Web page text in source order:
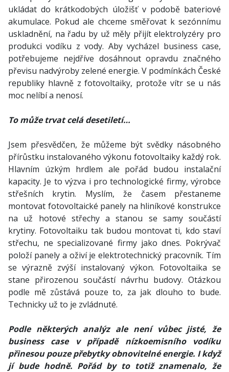
ukládat do krátkodobých úložišť v podobě bateriové
akumulace. Pokud ale chceme směřovat k sezónnímu
uskladnění, na řadu by už měly přijít elektrolyzéry pro
produkci vodíku z vody. Aby vycházel business case,
potřebujeme nejdříve dosáhnout opravdu značného
převisu nadvýroby zelené energie. V podmínkách České
republiky hlavně z fotovoltaiky, protože vítr se u nás
moc nelíbí a nenosí.
To může trvat celá desetiletí…
Jsem přesvědčen, že můžeme být svědky násobného
přírůstku instalovaného výkonu fotovoltaiky každý rok.
Hlavním úzkým hrdlem ale pořád budou instalační
kapacity. Je to výzva i pro technologické firmy, výrobce
střešních krytin. Myslím, že časem přestaneme
montovat fotovoltaické panely na hliníkové konstrukce
na už hotové střechy a stanou se samy součástí
krytiny. Fotovoltaiku tak budou montovat ti, kdo staví
střechu, ne specializované firmy jako dnes. Pokrývač
položí panely a oživí je elektrotechnický pracovník. Tím
se výrazně zvýší instalovaný výkon. Fotovoltaika se
stane přirozenou součástí návrhu budovy. Otázkou
podle mě zůstává pouze to, za jak dlouho to bude.
Technicky už to je zvládnuté.
Podle některých analýz ale není vůbec jisté, že
business case v případě nízkoemisního vodíku
přinesou pouze přebytky obnovitelné energie. I když
jí bude hodně. Pořád by to totiž znamenalo, že